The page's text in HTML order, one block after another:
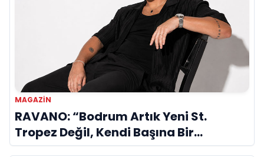
MAGAZIN
RAVANO: “Bodrum Artık Yeni St.
Tropez Değil, Kendi Başına Bir
Referans”